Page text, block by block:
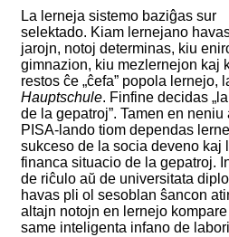
La lerneja sistemo baziĝas sur
selektado. Kiam lernejano
jarojn, notoj determinas, kiu
gimnazion, kiu mezlernejon kaj
restos ĉe „ĉefa” popola lernejo,
Hauptschule. Finfine decidas
de la gepatroj”. Tamen en neniu
PISA-lando tiom dependas
sukceso de la socia deveno kaj
financa situacio de la gepatroj.
de riĉulo aŭ de universitata
havas pli ol sesoblan ŝancon
altajn notojn en lernejo
same inteligenta infano de